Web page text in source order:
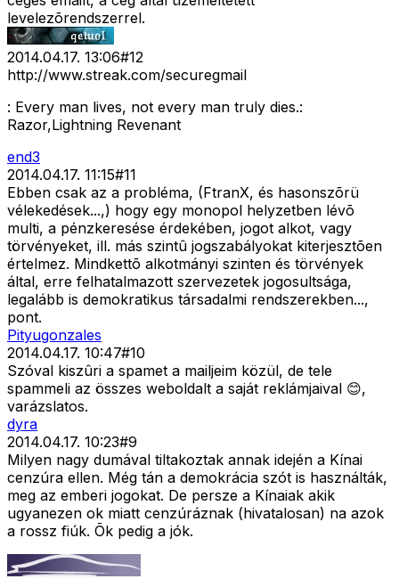
levelezõrendszerrel.
2014.04.17. 13:06#12
http://www.streak.com/securegmail
: Every man lives, not every man truly dies.:
Razor,Lightning Revenant
end3
2014.04.17. 11:15#11
Ebben csak az a probléma, (FtranX, és hasonszõrü
vélekedések...,) hogy egy monopol helyzetben lévõ
multi, a pénzkeresése érdekében, jogot alkot, vagy
törvényeket, ill. más szintû jogszabályokat kiterjesztõen
értelmez. Mindkettõ alkotmányi szinten és törvények
által, erre felhatalmazott szervezetek jogosultsága,
legalább is demokratikus társadalmi rendszerekben...,
pont.
Pityugonzales
2014.04.17. 10:47#10
Szóval kiszûri a spamet a mailjeim közül, de tele
spammeli az összes weboldalt a saját reklámjaival 😊,
varázslatos.
dyra
2014.04.17. 10:23#9
Milyen nagy dumával tiltakoztak annak idején a Kínai
cenzúra ellen. Még tán a demokrácia szót is használták,
meg az emberi jogokat. De persze a Kínaiak akik
ugyanezen ok miatt cenzúráznak (hivatalosan) na azok
a rossz fiúk. Õk pedig a jók.